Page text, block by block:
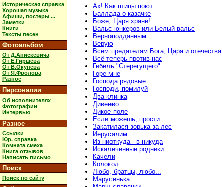
Историческая справка
Хорошая музыка
Афиши, постеры ...
Заметки
Книги
Тексты песен
Фотоальбом
От Д.Анискевича
От Е.Гиршева
От В.Окунева
От Я.Фролова
Разное
Персоналии
Об исполнителях
Фотографии
Интервью
Разное
Ссылки
Юр. справка
Комната смеха
Книга отзывов
Написать письмо
Поиск
Поиск по сайту
Ах! Как птицы поют
Баллада о казачке
Боже, Царя храни!
Вальс юнкеров или Белый вальс
Верноподданным
Верую
Всем предателям Бога, Царя и отечества
Всё теперь против нас
Гибель "Стерегущего"
Горе мне
Господа рядовые
Господи, помилуй
Два клинка
Дивеево
Дикое поле
Если можешь, прости
Закатилася зорька за лес
Иерусалим
Из ниоткуда - в никуда
Искалеченные родники
Качели
Колокол
Любо, братцы, любо...
Марусенька